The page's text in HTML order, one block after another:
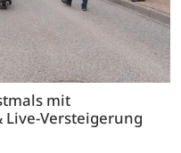
mit
Versteigerung